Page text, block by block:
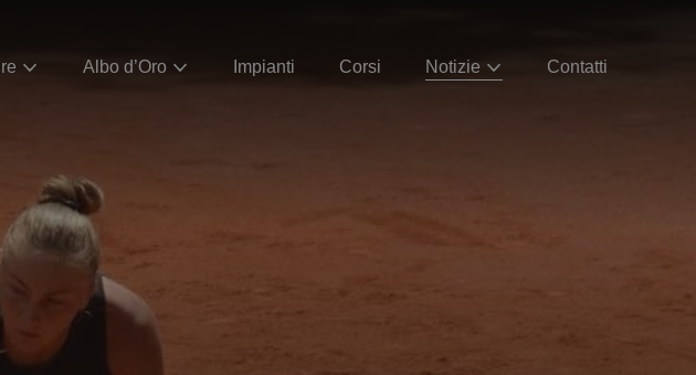
Albo d’Oro Impianti Corsi Notizie Contatti